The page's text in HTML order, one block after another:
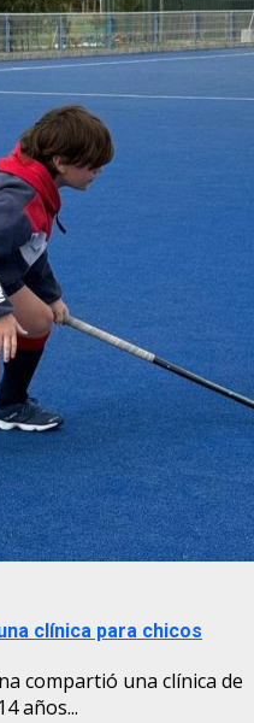
clínica para chicos
compartió una clínica de
años...